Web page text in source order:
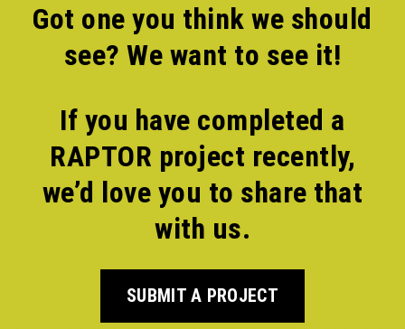
Got one you think we should
see? We want to see it!
If you have completed a
RAPTOR project recently,
we’d love you to share that
with us.
SUBMIT A PROJECT